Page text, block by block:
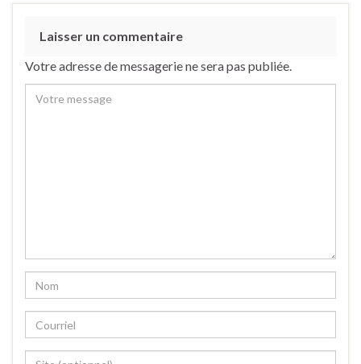
Laisser un commentaire
Votre adresse de messagerie ne sera pas publiée.